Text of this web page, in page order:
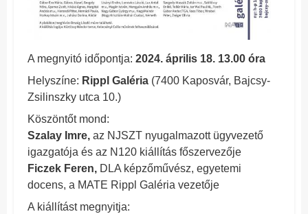
A megnyitó időpontja: 2024. április 18. 13.00 óra
Helyszíne: Rippl Galéria (7400 Kaposvár, Bajcsy-
Zsilinszky utca 10.)
Köszöntőt mond:
Szalay Imre, az NJSZT nyugalmazott ügyvezető
igazgatója és az N120 kiállítás főszervezője
Ficzek Feren, DLA képzőművész, egyetemi
docens, a MATE Rippl Galéria vezetője
A kiállítást megnyitja: